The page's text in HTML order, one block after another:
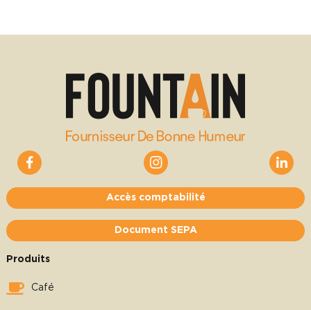
Accès comptabilité
Document SEPA
Produits
Café